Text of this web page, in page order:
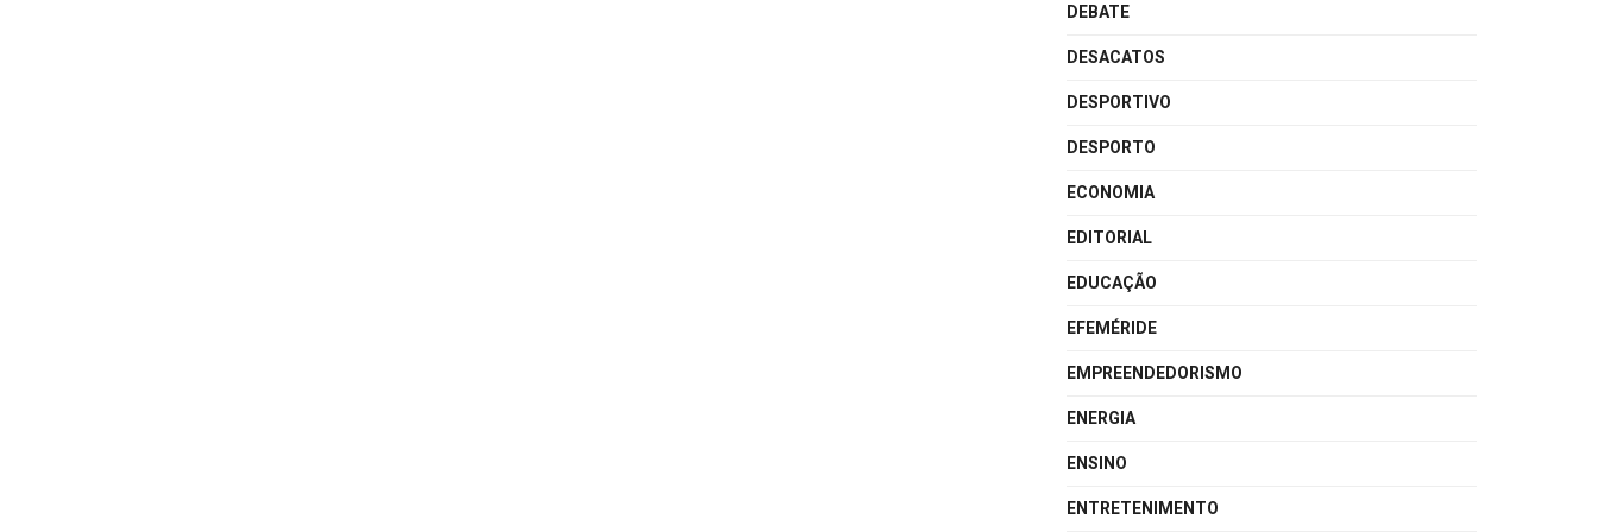
DEBATE
DESACATOS
DESPORTIVO
DESPORTO
ECONOMIA
EDITORIAL
EDUCAÇÃO
EFEMÉRIDE
EMPREENDEDORISMO
ENERGIA
ENSINO
ENTRETENIMENTO